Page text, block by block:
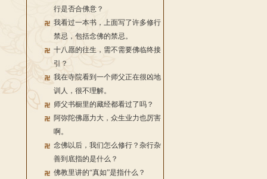
行是否合佛意？
我看过一本书，上面写了许多修行
禁忌，包括念佛的禁忌。
十八愿的往生，需不需要佛临终接
引？
我在寺院看到一个师父正在很凶地
训人，很不理解。
师父书橱里的藏经都看过了吗？
阿弥陀佛愿力大，众生业力也厉害
啊。
念佛以后，我们怎么修行？杂行杂
善到底指的是什么？
佛教里讲的“真如”是指什么？